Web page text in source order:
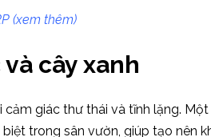
(xem thêm)
cây xanh
giác thư thái và tĩnh lặng.
trong sân vườn, giúp tạo nên